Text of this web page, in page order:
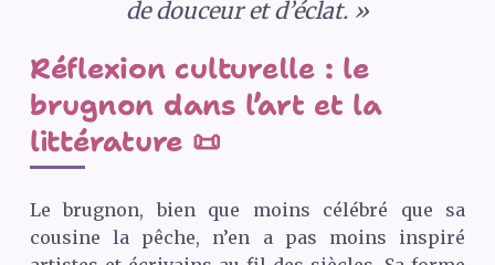
de douceur et d’éclat. »
Réflexion culturelle : le
brugnon dans l’art et la
littérature 📜
Le brugnon, bien que moins célébré que sa
cousine la pêche, n’en a pas moins inspiré